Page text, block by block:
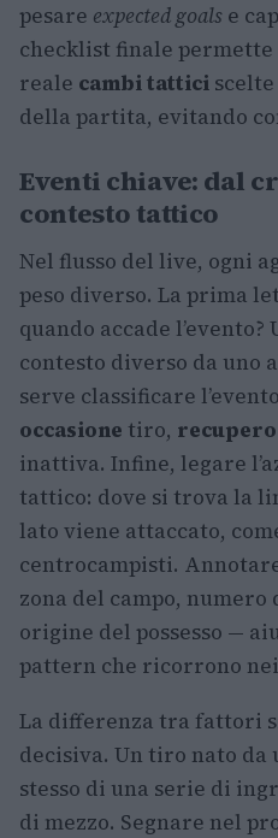
pesare expected goals e
checklist finale
reale cambi tattici
della partita, evitando
Eventi chiave: dal
contesto tattico
Nel flusso del live, ogni
peso diverso. La prima
quando accade l’evento?
contesto diverso da uno
serve classificare
occasione tiro,
inattiva. Infine, legare
tattico: dove si trova la
lato viene attaccato,
centrocampisti.
zona del campo,
origine del possesso —
pattern che ricorrono
La differenza tra fattori
decisiva. Un tiro nato
stesso di una serie di
di mezzo. Segnare nel